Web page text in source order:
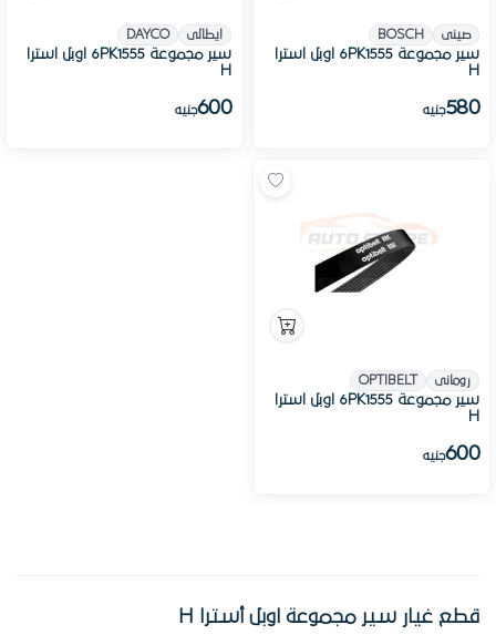
صينى BOSCH
سير مجموعة 6PK1555 اوبل استرا
H
580جنيه
ايطالى DAYCO
سير مجموعة 6PK1555 اوبل استرا
H
600جنيه
رومانى OPTIBELT
سير مجموعة 6PK1555 اوبل استرا
H
600جنيه
قطع غيار سير مجموعة اوبل أسترا H